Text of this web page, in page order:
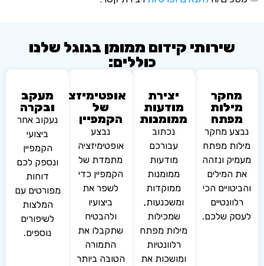
שירותי קידום ממומן בגוגל שלנו
כוללים:
מחקר
מפתח
ונזהה
הכי
שלכם.
יצירת
מודעות
ממומנות
עבורכם
מודעות
ממומנות
ממוקדות
ומשכנעות,
שמכילות
מילות מפתח
רלוונטיות
ומושכות את
אופטימיזציה
הקמפיין
אופטימיזציה
מתמדת של
הקמפיין כדי
לשפר את
ולהבטיח
שתקבלו את
התמורה
הטובה ביותר
מעקב
ובקרה
נעקוב אחר
הקמפיין
ונספק לכם
מפורטים עם
המלצות
לשיפורים
נוספים.